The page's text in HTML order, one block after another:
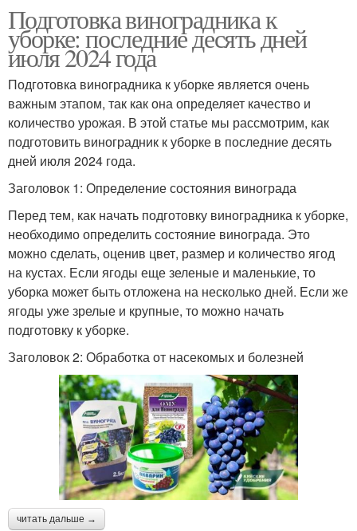
Подготовка виноградника к
уборке: последние десять дней
июля 2024 года
Подготовка виноградника к уборке является очень
важным этапом, так как она определяет качество и
количество урожая. В этой статье мы рассмотрим, как
подготовить виноградник к уборке в последние десять
дней июля 2024 года.
Заголовок 1: Определение состояния винограда
Перед тем, как начать подготовку виноградника к уборке,
необходимо определить состояние винограда. Это
можно сделать, оценив цвет, размер и количество ягод
на кустах. Если ягоды еще зеленые и маленькие, то
уборка может быть отложена на несколько дней. Если же
ягоды уже зрелые и крупные, то можно начать
подготовку к уборке.
Заголовок 2: Обработка от насекомых и болезней
читать дальше →